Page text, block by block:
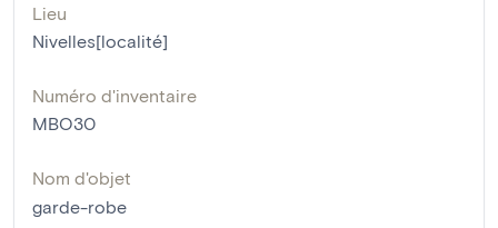
Lieu
Nivelles[localité]
Numéro d'inventaire
MBO30
Nom d'objet
garde-robe